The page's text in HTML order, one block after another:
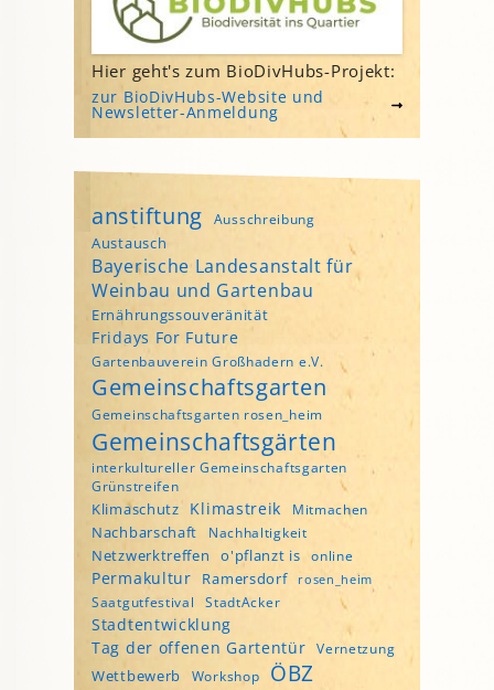
Hier geht's zum BioDivHubs-Projekt:
zur BioDivHubs-Website und
Newsletter-Anmeldung
anstiftung Ausschreibung
Austausch
Bayerische Landesanstalt für
Weinbau und Gartenbau
Ernährungssouveränität
Fridays For Future
Gartenbauverein Großhadern e.V.
Gemeinschaftsgarten
Gemeinschaftsgarten rosen_heim
Gemeinschaftsgärten
interkultureller Gemeinschaftsgarten
Grünstreifen
Klimaschutz Klimastreik Mitmachen
Nachbarschaft Nachhaltigkeit
Netzwerktreffen o'pflanzt is online
Permakultur Ramersdorf rosen_heim
Saatgutfestival StadtAcker
Stadtentwicklung
Tag der offenen Gartentür
Vernetzung
Wettbewerb Workshop ÖBZ